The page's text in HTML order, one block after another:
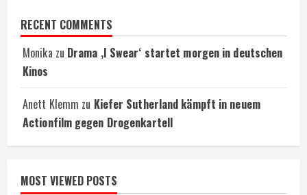
RECENT COMMENTS
Monika zu Drama ‚I Swear‘ startet morgen in deutschen
Kinos
Anett Klemm zu Kiefer Sutherland kämpft in neuem
Actionfilm gegen Drogenkartell
MOST VIEWED POSTS